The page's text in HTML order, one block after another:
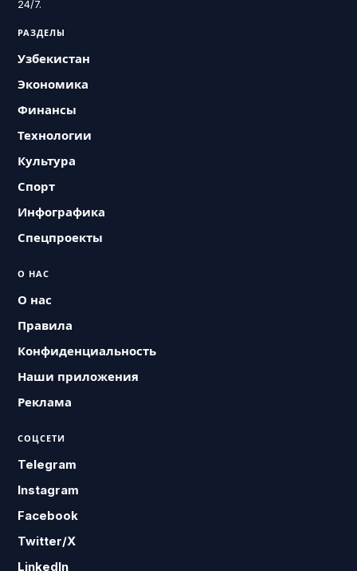
24/7.
РАЗДЕЛЫ
Узбекистан
Экономика
Финансы
Технологии
Культура
Спорт
Инфографика
Спецпроекты
О НАС
О нас
Правила
Конфиденциальность
Наши приложения
Реклама
СОЦСЕТИ
Telegram
Instagram
Facebook
Twitter/X
LinkedIn